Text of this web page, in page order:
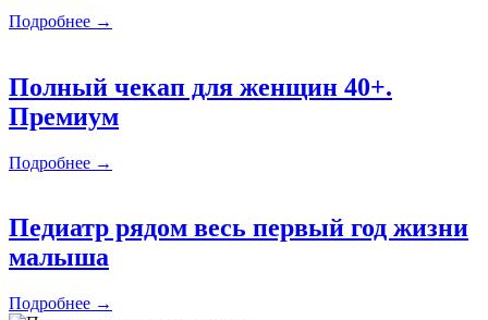
Подробнее →
Полный чекап для женщин 40+.
Премиум
Подробнее →
Педиатр рядом весь первый год жизни
малыша
Подробнее →